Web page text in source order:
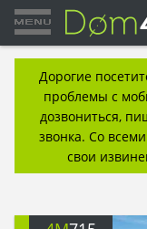
Дорогие
проблемы с
дозвониться,
звонка. Со
свои